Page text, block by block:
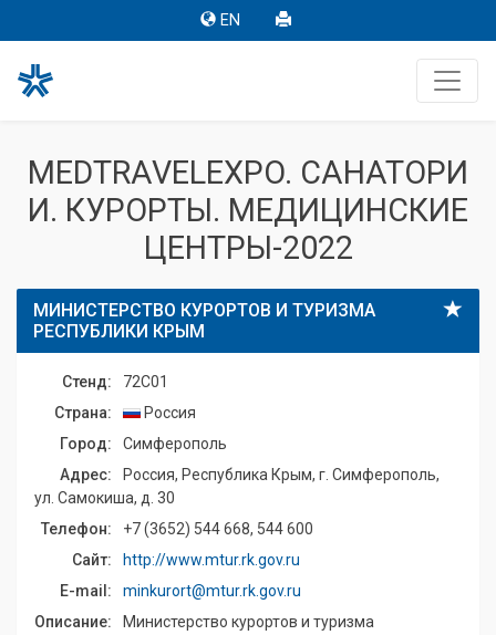
EN
MEDTRAVELEXPO. САНАТОРИ
И. КУРОРТЫ. МЕДИЦИНСКИЕ
ЦЕНТРЫ-2022
МИНИСТЕРСТВО КУРОРТОВ И ТУРИЗМА
РЕСПУБЛИКИ КРЫМ
Стенд:
72C01
Страна:
Россия
Город:
Симферополь
Адрес:
Россия, Республика Крым, г. Симферополь,
ул. Самокиша, д. 30
Телефон:
+7 (3652) 544 668, 544 600
Сайт:
http://www.mtur.rk.gov.ru
E-mail:
minkurort@mtur.rk.gov.ru
Описание:
Министерство курортов и туризма